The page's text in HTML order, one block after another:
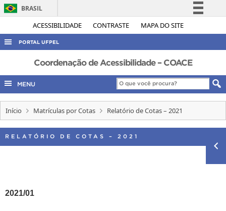
ACESSIBILIDADE CONTRASTE MAPA DO SITE
BRASIL
Simplifique!
Legislação
Canais
PORTAL UFPEL
ACESSO À INFORMAÇÃO
AUDITORIA
COBALTO
CONCURSOS
EDITAIS
INTERNACIONAL
TELEFONES
Coordenação de Acessibilidade – COACE
MENU
Início Matrículas por Cotas Relatório de Cotas – 2021
RELATÓRIO DE COTAS – 2021
2021/01